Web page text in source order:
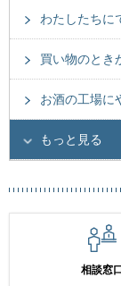
わたしたちに
買い物のとき
お酒の工場に
もっと見る
相談窓口